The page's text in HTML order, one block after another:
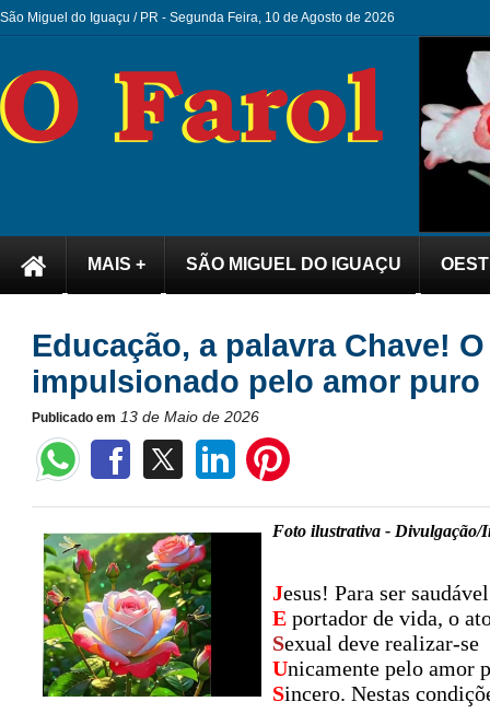
São Miguel do Iguaçu / PR - Segunda Feira, 10 de Agosto de 2026
MAIS + SÃO MIGUEL DO IGUAÇU
Educação, a palavra Chave!
impulsionado pelo amor puro
Publicado em 13 de Maio de 2026
Foto ilustrativa - Divulgação/
Jesus! Para ser saudável
E portador de vida, o
Sexual deve realizar-se
Unicamente pelo amor
Sincero. Nestas